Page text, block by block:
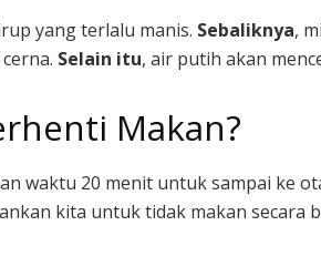
yang terlalu manis. Sebaliknya,
Selain itu, air putih akan
Makan?
waktu 20 menit untuk sampai ke
kita untuk tidak makan secara